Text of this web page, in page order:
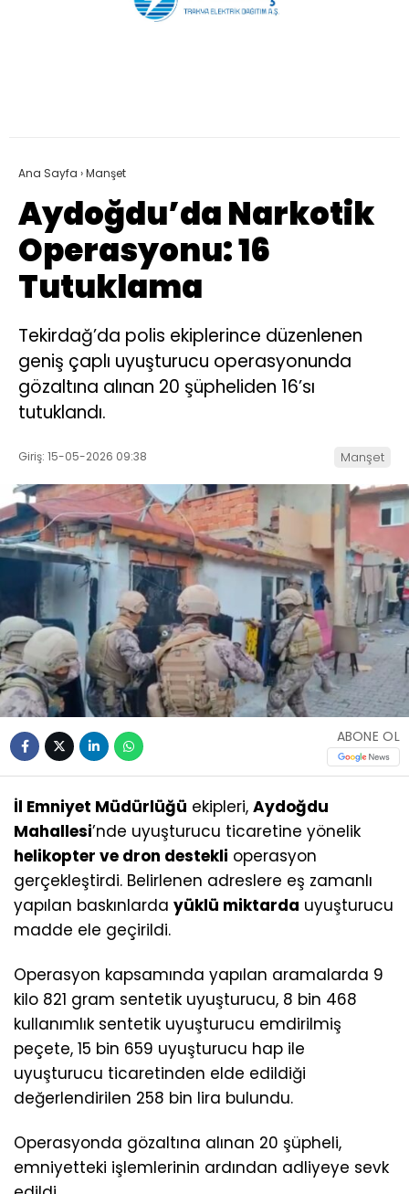
Ana Sayfa ›Manşet
Aydoğdu’da Narkotik
Operasyonu: 16
Tutuklama
Tekirdağ’da polis ekiplerince düzenlenen
geniş çaplı uyuşturucu operasyonunda
gözaltına alınan 20 şüpheliden 16’sı
tutuklandı.
Giriş: 15-05-2026 09:38 Manşet
ABONE OL
İl Emniyet Müdürlüğü ekipleri, Aydoğdu
Mahallesi’nde uyuşturucu ticaretine yönelik
helikopter ve dron destekli operasyon
gerçekleştirdi. Belirlenen adreslere eş zamanlı
yapılan baskınlarda yüklü miktarda uyuşturucu
madde ele geçirildi.
Operasyon kapsamında yapılan aramalarda 9
kilo 821 gram sentetik uyuşturucu, 8 bin 468
kullanımlık sentetik uyuşturucu emdirilmiş
peçete, 15 bin 659 uyuşturucu hap ile
uyuşturucu ticaretinden elde edildiği
değerlendirilen 258 bin lira bulundu.
Operasyonda gözaltına alınan 20 şüpheli,
emniyetteki işlemlerinin ardından adliyeye sevk